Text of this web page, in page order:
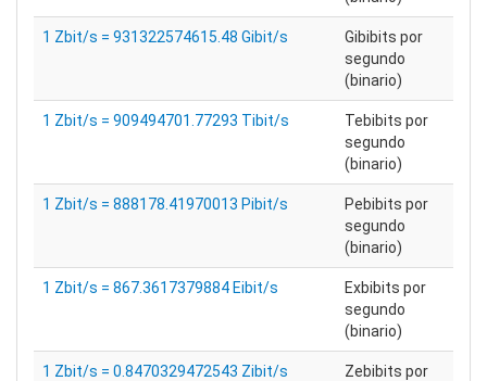
1 Zbit/s = 931322574615.48 Gibit/s
Gibibits por
segundo
(binario)
1 Zbit/s = 909494701.77293 Tibit/s
Tebibits por
segundo
(binario)
1 Zbit/s = 888178.41970013 Pibit/s
Pebibits por
segundo
(binario)
1 Zbit/s = 867.3617379884 Eibit/s
Exbibits por
segundo
(binario)
1 Zbit/s = 0.8470329472543 Zibit/s
Zebibits por